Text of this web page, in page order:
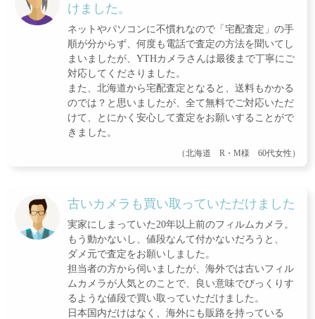
けました。
ネットやパソコンに不慣れなので「宅配査定」の手
順が分からず、何度も電話で査定の方法を聞いてし
まいましたが、YTHカメラさんは最後まで丁寧にご
対応してくださりました。
また、北海道から宅配査定となると、送料もかかる
のでは？と思いましたが、全て無料でご対応いただ
けて、とにかく安心して査定をお願いすることがで
きました。
（北海道 R・M様 60代女性）
古いカメラも買い取っていただけました
実家にしまっていた20年以上前のフィルムカメラ。
もう動かないし、値段なんて付かないだろうと、
ダメ元で査定をお願いしました。
担当者の方から伺いましたが、海外では古いフィル
ムカメラが人気とのことで、良い意味でびっくりす
るような値段で買い取っていただけました。
日本国内だけはなく、海外にも販路を持っている